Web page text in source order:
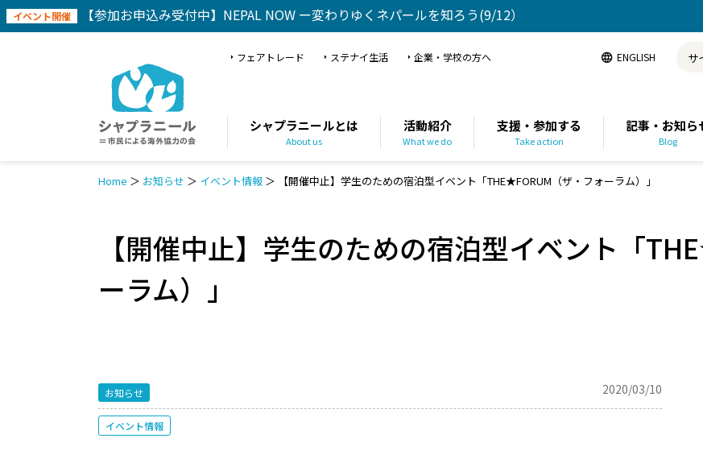
イベント開催 【参加お申込み受付中】NEPAL NOW ー変わりゆくネパールを知ろう(9/12）
シャプラニールとは
About us
活動紹介
What we do
支援・参加する
Take action
記事・お知ら
Blog
ENGLISH
フェアトレード ステナイ生活 企業・学校の方へ
Home ＞ お知らせ ＞ イベント情報 ＞ 【開催中止】学生のための宿泊型イベント「THE★FORUM（ザ・フォーラム）」
【開催中止】学生のための宿泊型イベント「
ーラム）」
お知らせ 2020/03/10
イベント情報